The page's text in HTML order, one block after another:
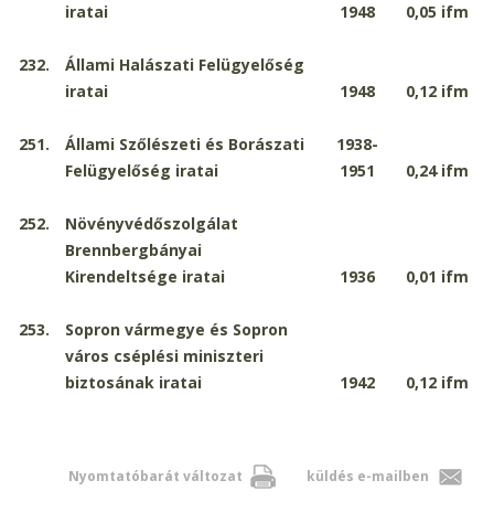
iratai
1948 0,05 ifm
232.
Állami Halászati Felügyelőség
iratai
1948 0,12 ifm
251.
Állami Szőlészeti és Borászati
Felügyelőség iratai
1938-
1951
0,24 ifm
252.
Növényvédőszolgálat
Brennbergbányai
Kirendeltsége iratai
1936 0,01 ifm
253.
Sopron vármegye és Sopron
város cséplési miniszteri
biztosának iratai
1942 0,12 ifm
Nyomtatóbarát változat küldés e-mailben